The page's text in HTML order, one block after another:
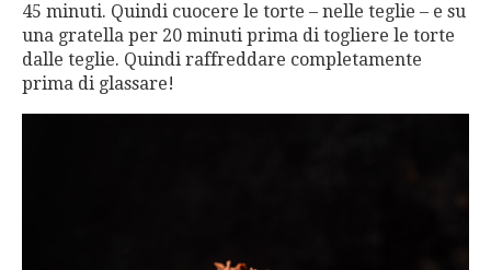
45 minuti. Quindi cuocere le torte – nelle teglie – e su
una gratella per 20 minuti prima di togliere le torte
dalle teglie. Quindi raffreddare completamente
prima di glassare!